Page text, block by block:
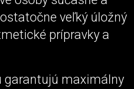
veľký úložný
prípravky a
garantujú maximálny